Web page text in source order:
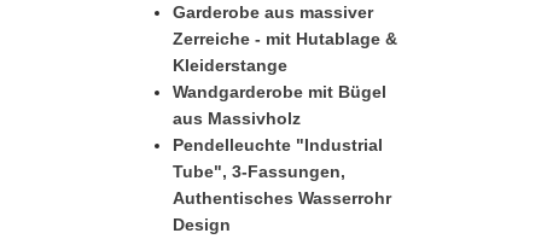
Garderobe aus massiver
Zerreiche - mit Hutablage &
Kleiderstange
Wandgarderobe mit Bügel
aus Massivholz
Pendelleuchte "Industrial
Tube", 3-Fassungen,
Authentisches Wasserrohr
Design